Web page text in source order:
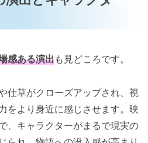
感ある演出も見どころです。
仕草がクローズアップされ、視
をより身近に感じさせます。映
、キャラクターがまるで現実の